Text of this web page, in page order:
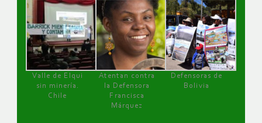
Valle de Elqui
sin minería.
Chile
Atentan contra
la Defensora
Francisca
Márquez
Defensoras de
Bolivia